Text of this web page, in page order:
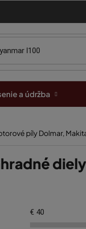
a údržba
píly Dolmar,
€ 40